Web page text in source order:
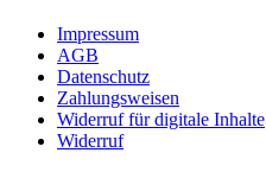
Impressum
AGB
Datenschutz
Zahlungsweisen
Widerruf für digitale Inhalte
Widerruf